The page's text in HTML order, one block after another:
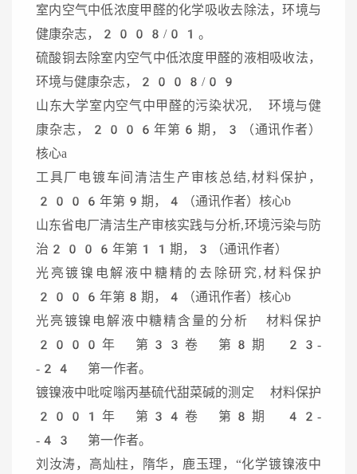
室内空气中低浓度甲醛的化学吸收去除法，环境与
健康杂志，2008/01。
硫酸铜去除室内空气中低浓度甲醛的液相吸收法，
环境与健康杂志，2008/09
山东大学室内空气中甲醛的污染状况, 环境与健
康杂志，2006年第6期，3（通讯作者）
核心a
工具厂电镀车间清洁生产审核总结,材料保护，
2006年第9期，4（通讯作者）核心b
山东省电厂清洁生产审核实践与分析,环境污染与防
治2006年第11期，3（通讯作者）
光亮镀镍电解液中糖精的去除研究,材料保护
2006年第8期，4（通讯作者）核心b
光亮镀镍电解液中糖精含量的分析 材料保护
2000年 第33卷 第8期 23-
-24 第一作者。
镀镍液中吡啶嗡丙基硫代甜菜碱的测定 材料保护
2001年 第34卷 第8期 42-
-43 第一作者。
刘汝涛，高灿柱，隋华，鹿玉理，“化学镀镍液中